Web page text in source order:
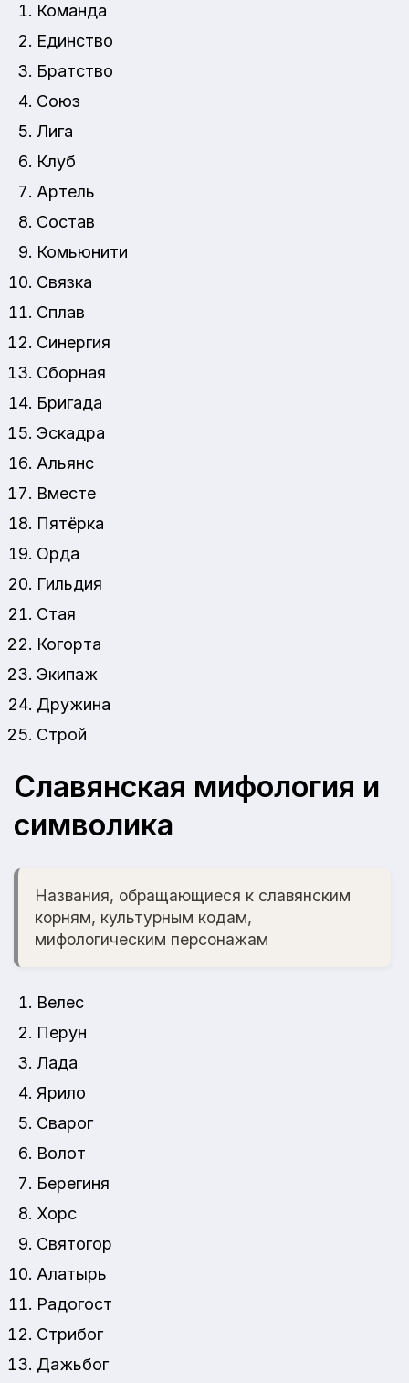
Команда
Единство
Братство
Союз
Лига
Клуб
Артель
Состав
Комьюнити
Связка
Сплав
Синергия
Сборная
Бригада
Эскадра
Альянс
Вместе
Пятёрка
Орда
Гильдия
Стая
Когорта
Экипаж
Дружина
Строй
Славянская мифология и
символика
Названия, обращающиеся к славянским
корням, культурным кодам,
мифологическим персонажам
Велес
Перун
Лада
Ярило
Сварог
Волот
Берегиня
Хорс
Святогор
Алатырь
Радогост
Стрибог
Дажьбог